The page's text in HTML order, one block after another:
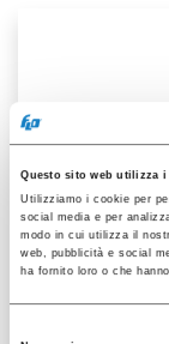
Questo sito web utilizza i
Utilizziamo i cookie per
social media e per
modo in cui utilizza il
web, pubblicità e social
ha fornito loro o che